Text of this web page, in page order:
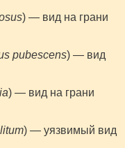
) — вид на грани
pubescens) — вид
) — вид на грани
) — уязвимый вид